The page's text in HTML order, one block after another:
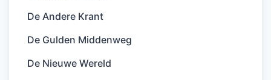
De Andere Krant
De Gulden Middenweg
De Nieuwe Wereld